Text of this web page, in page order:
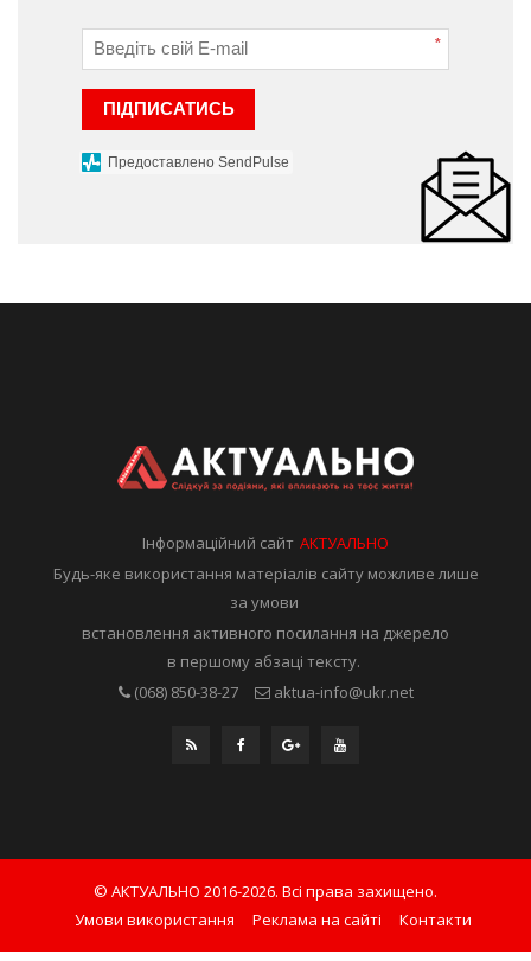
*
ПІДПИСАТИСЬ
Предоставлено SendPulse
Інформаційний сайтАКТУАЛЬНО
Будь-яке використання матеріалів сайту можливе лише
за умови
встановлення активного посилання на джерело
в першому абзаці тексту.
(068) 850-38-27
aktua-info@ukr.net
© АКТУАЛЬНО 2016-2026. Всі права захищено.
Умови використання
Реклама на сайті Контакти